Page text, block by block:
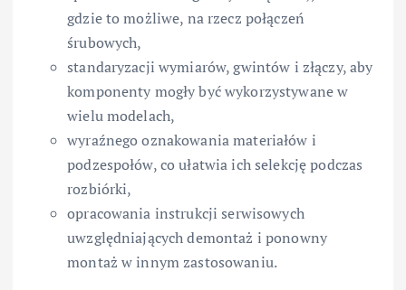
gdzie to możliwe, na rzecz połączeń
śrubowych,
standaryzacji wymiarów, gwintów i złączy, aby
komponenty mogły być wykorzystywane w
wielu modelach,
wyraźnego oznakowania materiałów i
podzespołów, co ułatwia ich selekcję podczas
rozbiórki,
opracowania instrukcji serwisowych
uwzględniających demontaż i ponowny
montaż w innym zastosowaniu.